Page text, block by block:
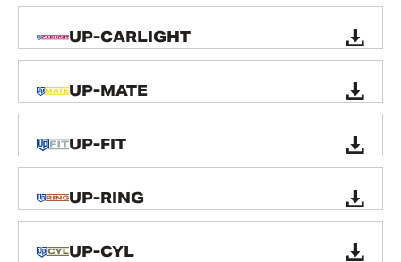
UP-CARLIGHT
UP-MATE
UP-FIT
UP-RING
UP-CYL